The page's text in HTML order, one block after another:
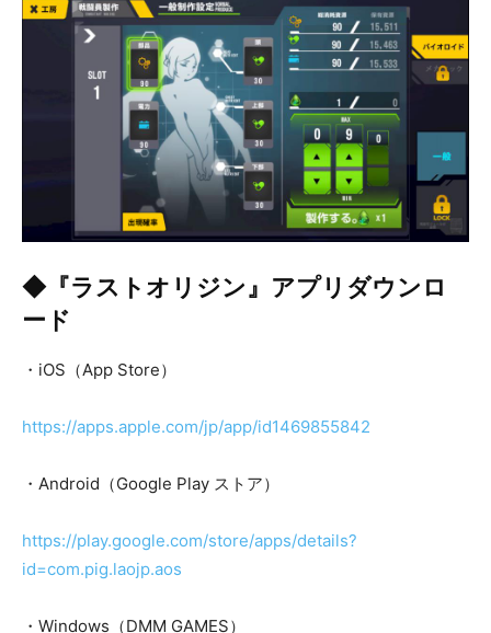
◆『ラストオリジン』アプリダウンロ
ード
・iOS（App Store）
https://apps.apple.com/jp/app/id1469855842
・Android（Google Play ストア）
https://play.google.com/store/apps/details?
id=com.pig.laojp.aos
・Windows（DMM GAMES）